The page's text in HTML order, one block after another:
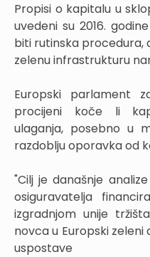
Propisi o kapitalu u
uvedeni su 2016.
biti rutinska procedura,
zelenu infrastrukturu
Europski parlament
procijeni koče li
ulaganja, posebno u
razdoblju oporavka od
"Cilj je današnje
osiguravatelja
izgradnjom unije
novca u Europski
uspostave